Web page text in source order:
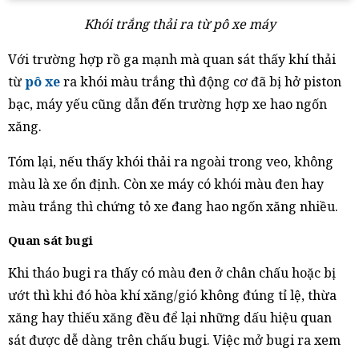
Khói trắng thải ra từ pô xe máy
Với trường hợp rồ ga mạnh mà quan sát thấy khí thải
từpô xera khói màu trắng thì động cơ đã bị hở piston
bạc, máy yếu cũng dẫn đến trường hợp xe hao ngốn
xăng.
Tóm lại, nếu thấy khói thải ra ngoài trong veo, không
màu là xe ổn định. Còn xe máy có khói màu đen hay
màu trắng thì chứng tỏ xe đang hao ngốn xăng nhiều.
Quan sát bugi
Khi tháo bugi ra thấy có màu đen ở chân chấu hoặc bị
ướt thì khi đó hòa khí xăng/gió không đúng tỉ lệ, thừa
xăng hay thiếu xăng đều để lại những dấu hiệu quan
sát được dễ dàng trên chấu bugi. Việc mở bugi ra xem